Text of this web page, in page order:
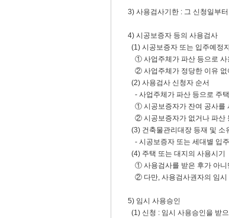
3) 사용검사기한 : 그 신청일부
4) 시공보증자 등의 사용검사
(1) 시공보증자 또는 입주예정
① 사업주체가 파산 등으로 사
② 사업주체가 정당한 이유 없
(2) 사용검사 신청자 순서
- 사업주체가 파산 등으로 주
① 시공보증자가 잔여 공사를
② 시공보증자가 없거나 파산
(3) 건축물관리대장 등재 및 소
- 시공보증자 또는 세대별 입주
(4) 주택 또는 대지의 사용시기
① 사용검사를 받은 후가 아니
② 다만, 사용검사권자의 임시
5) 임시 사용승인
(1) 신청 : 임시 사용승인을 받